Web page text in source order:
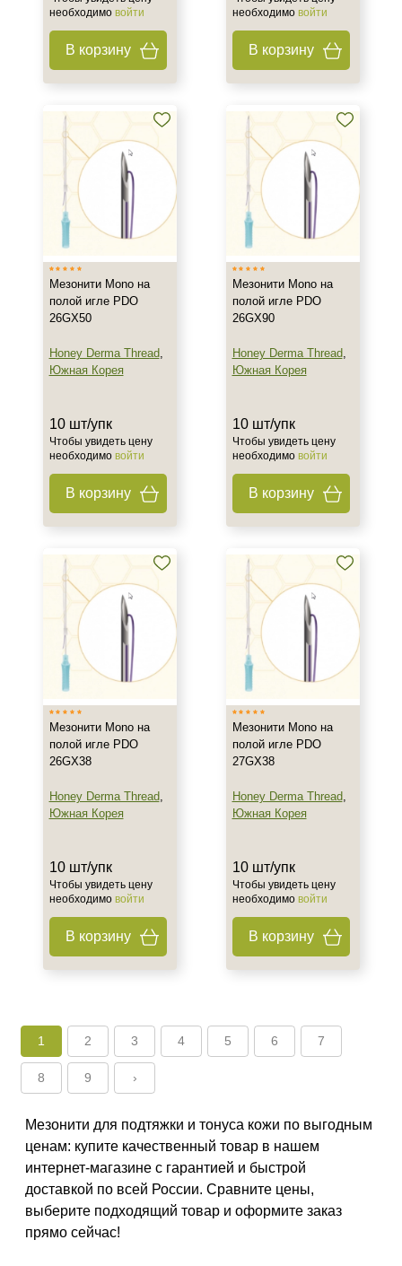
необходимо войти
В корзину
необходимо войти
В корзину
Мезонити Mono на
полой игле PDO
26GX50
Honey Derma Thread,
Южная Корея
10 шт/упк
Чтобы увидеть цену
необходимо войти
В корзину
Мезонити Mono на
полой игле PDO
26GX90
Honey Derma Thread,
Южная Корея
10 шт/упк
Чтобы увидеть цену
необходимо войти
В корзину
Мезонити Mono на
полой игле PDO
26GX38
Honey Derma Thread,
Южная Корея
10 шт/упк
Чтобы увидеть цену
необходимо войти
В корзину
Мезонити Mono на
полой игле PDO
27GX38
Honey Derma Thread,
Южная Корея
10 шт/упк
Чтобы увидеть цену
необходимо войти
В корзину
1 2 3 4 5 6 7
8 9 ›
Мезонити для подтяжки и тонуса кожи по выгодным
ценам: купите качественный товар в нашем
интернет-магазине с гарантией и быстрой
доставкой по всей России. Сравните цены,
выберите подходящий товар и оформите заказ
прямо сейчас!